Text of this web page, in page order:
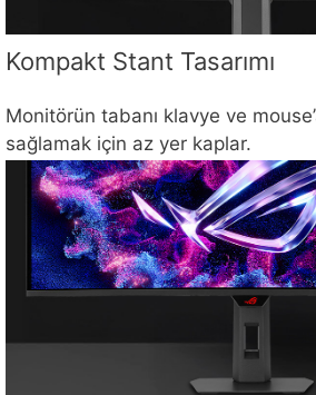
Kompakt Stant Tasarımı
Monitörün tabanı klavye ve
sağlamak için az yer kaplar.